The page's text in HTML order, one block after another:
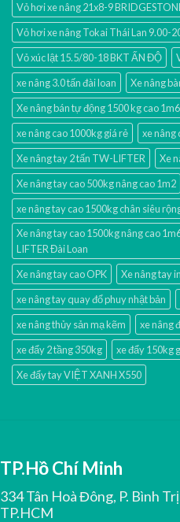
Vỏ hơi xe nâng 21x8-9
Vỏ hơi xe nâng Tokai Thái Lan 9.00-
Vỏ xúc lật 15.5/80-18 BKT ẤN ĐỘ
xe nâng 3.0 tấn đài loan
Xe nâng
Xe nâng bán tự động 1500 kg cao 1m6
xe nâng cao 1000kg giá rẻ
xe nâng
Xe nâng tay 2 tấn TW-LIFTER
Xe
Xe nâng tay cao 500kg nâng cao 1m2
xe nâng tay cao 1500kg chân siêu
Xe nâng tay cao 1500kg nâng cao
LIFTER Đài Loan
Xe nâng tay cao OPK
Xe nâng tay
xe nâng tay quay đổ phuy nhật bản
xe nâng thủy sản mạ kẽm
xe nâng
xe đẩy 2 tầng 350kg
xe đẩy 150kg
Xe đẩy tay VIỆT XANH X550
TP.Hồ Chí Minh
334 Tân Hoà Đông, P. Bình
TP.HCM